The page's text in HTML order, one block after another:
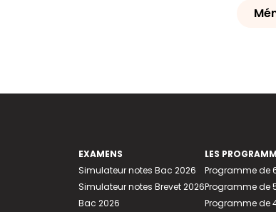
EXAMENS
Simulateur notes Bac 2026
Simulateur notes Brevet 2026
Bac 2026
LES
Programme de
Programme de
Programme de